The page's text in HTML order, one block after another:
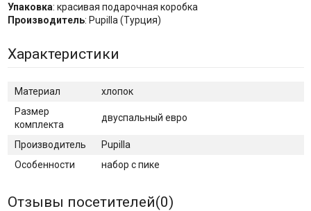
Упаковка: красивая подарочная коробка
Производитель: Pupilla (Турция)
Характеристики
Материал
хлопок
Размер
комплекта
двуспальный евро
Производитель
Pupilla
Особенности
набор с пике
Отзывы посетителей(0)